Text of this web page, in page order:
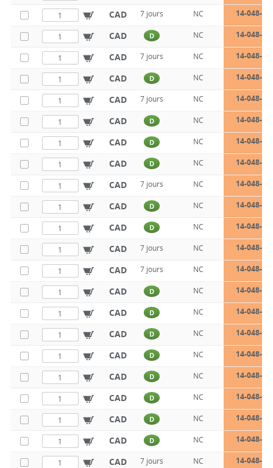
CAD 7 jours NC 14-048-
CAD D NC 14-048-
CAD 7 jours NC 14-048-
CAD D NC 14-048-
CAD 7 jours NC 14-048-
CAD D NC 14-048-
CAD D NC 14-048-
CAD D NC 14-048-
CAD 7 jours NC 14-048-
CAD D NC 14-048-
CAD D NC 14-048-
CAD 7 jours NC 14-048-
CAD 7 jours NC 14-048-
CAD D NC 14-048-
CAD D NC 14-048-
CAD D NC 14-048-
CAD D NC 14-048-
CAD D NC 14-048-
CAD D NC 14-048-
CAD D NC 14-048-
CAD D NC 14-048-
CAD 7 jours NC 14-048-